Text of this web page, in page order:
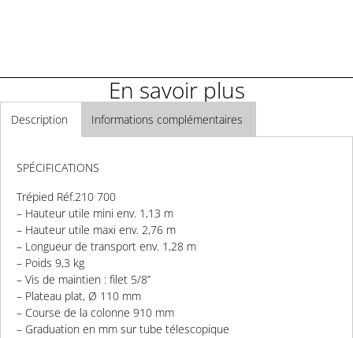
En savoir plus
Description Informations complémentaires
SPÉCIFICATIONS
Trépied Réf.210 700
– Hauteur utile mini env. 1,13 m
– Hauteur utile maxi env. 2,76 m
– Longueur de transport env. 1,28 m
– Poids 9,3 kg
– Vis de maintien : filet 5/8’’
– Plateau plat, Ø 110 mm
– Course de la colonne 910 mm
– Graduation en mm sur tube télescopique